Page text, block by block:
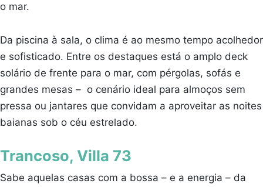
o mar.
Da piscina à sala, o clima é ao mesmo tempo acolhedor
e sofisticado. Entre os destaques está o amplo deck
solário de frente para o mar, com pérgolas, sofás e
grandes mesas – o cenário ideal para almoços sem
pressa ou jantares que convidam a aproveitar as noites
baianas sob o céu estrelado.
Trancoso, Villa 73
Sabe aquelas casas com a bossa – e a energia – da